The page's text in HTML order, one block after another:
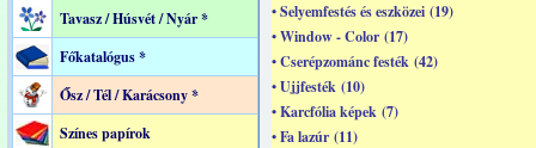
Tavasz / Húsvét / Nyár *
Főkatalógus *
Ősz / Tél / Karácsony *
Színes papírok
• Selyemfestés és eszközei (19)
• Window - Color (17)
• Cserépzománc festék (42)
• Ujjfesték (10)
• Karcfólia képek (7)
• Fa lazúr (11)